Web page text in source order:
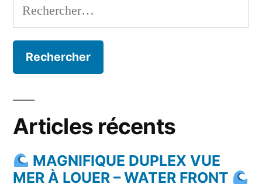
Rechercher :
Articles récents
MAGNIFIQUE DUPLEX VUE
MER À LOUER – WATER FRONT